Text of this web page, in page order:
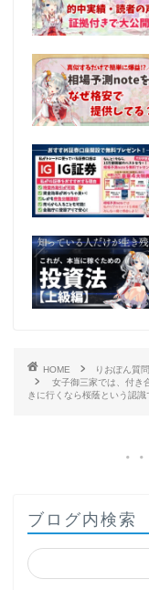
HOME りおぽん質
女子御三家では、付き
きに行くなら桜蔭という認識
ブログ内検索